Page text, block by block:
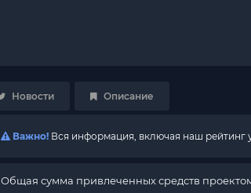
Новости Описание
Важно! Вся информация, включая наш рейтинг
Общая сумма привлеченных средств